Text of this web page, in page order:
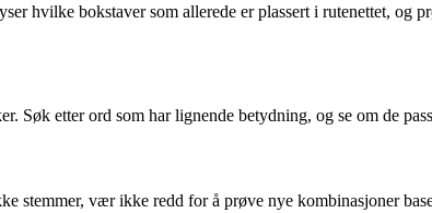
hvilke bokstaver som allerede er plassert i rutenettet, og
etter ord som har lignende betydning, og se om de
vær ikke redd for å prøve nye kombinasjoner